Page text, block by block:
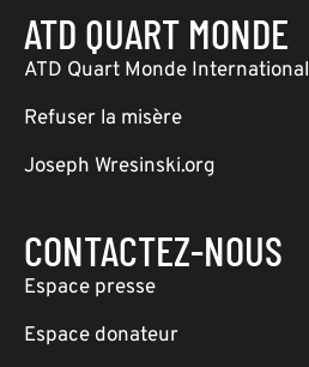
ATD QUART MONDE
ATD Quart Monde International
Refuser la misère
Joseph Wresinski.org
CONTACTEZ-NOUS
Espace presse
Espace donateur